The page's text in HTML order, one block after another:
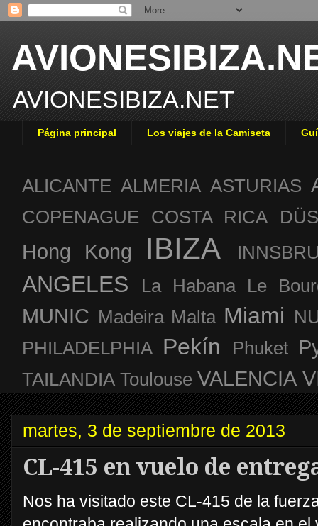
AVIONESIBIZA.NET
Página principal Los viajes de la Camiseta
ALICANTE ALMERIA ASTURIAS
COPENAGUE COSTA RICA
Hong Kong IBIZA
ANGELES La Habana Le
MUNIC Madeira Malta Miami
PHILADELPHIA Pekín Phuket
TAILANDIA Toulouse VALENCIA
martes, 3 de septiembre de 2013
CL-415 en vuelo de
Nos ha visitado este CL-415 de la